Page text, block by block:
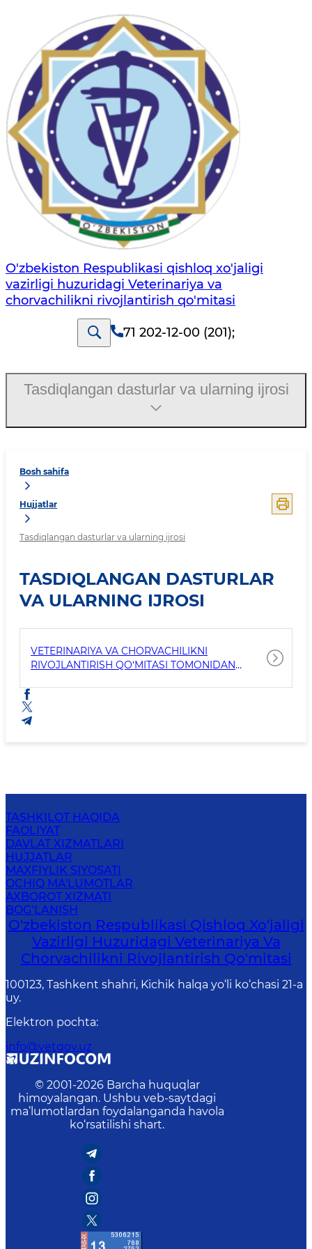
O'zbekiston Respublikasi qishloq xo'jaligi
vazirligi huzuridagi Veterinariya va
chorvachilikni rivojlantirish qo'mitasi
71 202-12-00 (201);
Bosh sahifa
Hujjatlar
Tasdiqlangan dasturlar va ularning ijrosi
TASDIQLANGAN DASTURLAR
VA ULARNING IJROSI
VETERINARIYA VA CHORVACHILIKNI
RIVOJLANTIRISH QO‘MITASI TOMONIDAN
Tasdiqlangan dasturlar va ularning ijrosi
TASHKILOT HAQIDA
FAOLIYAT
DAVLAT XIZMATLARI
HUJJATLAR
MAXFIYLIK SIYOSATI
OCHIQ MA'LUMOTLAR
AXBOROT XIZMATI
BOG‘LANISH
O'zbekiston Respublikasi Qishloq Xo'jaligi
Vazirligi Huzuridagi Veterinariya Va
Chorvachilikni Rivojlantirish Qo'mitasi
100123, Tashkent shahri, Kichik halqa yo‘li ko‘chasi 21-a
uy.
Elektron pochta:
info@vetgov.uz
© 2001-2026 Barcha huquqlar
himoyalangan. Ushbu veb-saytdagi
ma’lumotlardan foydalanganda havola
ko‘rsatilishi shart.